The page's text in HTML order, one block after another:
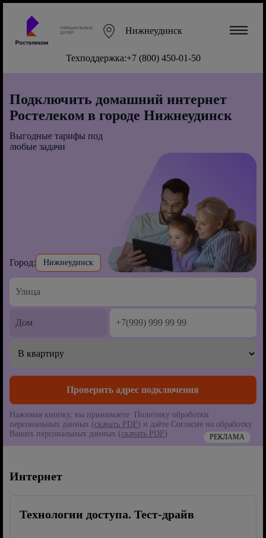
Нижнеудинск
Техподдержка:+7 (800) 450-01-50
Подключить домашний интернет
Ростелеком в городе Нижнеудинск
Выгодные тарифы под
любые задачи
Город: Нижнеудинск
Нажимая кнопку, вы принимаете Политику обработки
персональных данных (скачать PDF) и даёте Согласие на обработку
Ваших персональных данных (скачать PDF) РЕКЛАМА
Интернет
Технологии доступа. Тест-драйв